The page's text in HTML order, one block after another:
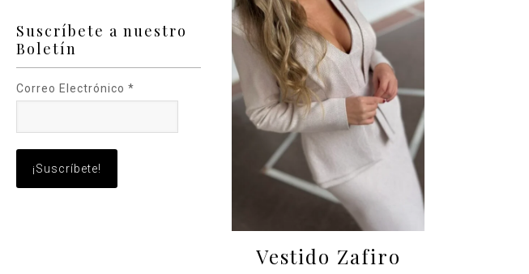
Vestido Zafiro
Suscríbete a nuestro
Boletín
Correo Electrónico *